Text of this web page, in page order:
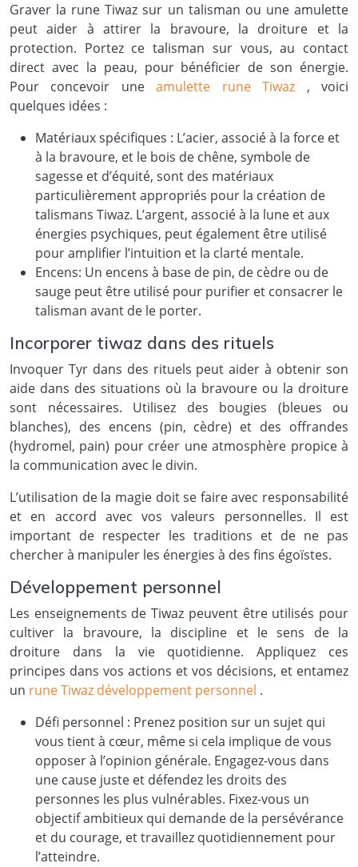
Graver la rune Tiwaz sur un talisman ou une amulette
peut aider à attirer la bravoure, la droiture et la
protection. Portez ce talisman sur vous, au contact
direct avec la peau, pour bénéficier de son énergie.
Pour concevoir uneamulette rune Tiwaz , voici
quelques idées :
Matériaux spécifiques : L’acier, associé à la force et
à la bravoure, et le bois de chêne, symbole de
sagesse et d’équité, sont des matériaux
particulièrement appropriés pour la création de
talismans Tiwaz. L’argent, associé à la lune et aux
énergies psychiques, peut également être utilisé
pour amplifier l’intuition et la clarté mentale.
Encens: Un encens à base de pin, de cèdre ou de
sauge peut être utilisé pour purifier et consacrer le
talisman avant de le porter.
Incorporer tiwaz dans des rituels
Invoquer Tyr dans des rituels peut aider à obtenir son
aide dans des situations où la bravoure ou la droiture
sont nécessaires. Utilisez des bougies (bleues ou
blanches), des encens (pin, cèdre) et des offrandes
(hydromel, pain) pour créer une atmosphère propice à
la communication avec le divin.
L’utilisation de la magie doit se faire avec responsabilité
et en accord avec vos valeurs personnelles. Il est
important de respecter les traditions et de ne pas
chercher à manipuler les énergies à des fins égoïstes.
Développement personnel
Les enseignements de Tiwaz peuvent être utilisés pour
cultiver la bravoure, la discipline et le sens de la
droiture dans la vie quotidienne. Appliquez ces
principes dans vos actions et vos décisions, et entamez
un rune Tiwaz développement personnel .
Défi personnel : Prenez position sur un sujet qui
vous tient à cœur, même si cela implique de vous
opposer à l’opinion générale. Engagez-vous dans
une cause juste et défendez les droits des
personnes les plus vulnérables. Fixez-vous un
objectif ambitieux qui demande de la persévérance
et du courage, et travaillez quotidiennement pour
l’atteindre.